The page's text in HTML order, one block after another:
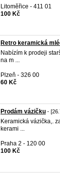
Litoměřice - 411 01
100 Kč
Retro keramická
Nabízím k prodeji
na m ...
Plzeň - 326 00
60 Kč
Prodám vázičku -
Keramická vázička,.
kerami ...
Praha 2 - 120 00
100 Kč